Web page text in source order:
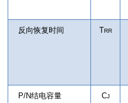
反向恢复时间 TRR
P/N结电容量 CJ